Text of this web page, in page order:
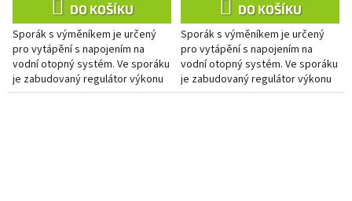
DO KOŠÍKU
Sporák s výměníkem je určený
pro vytápění s napojením na
vodní otopný systém. Ve sporáku
je zabudovaný regulátor výkonu
do topné soustavy. Regulace
DO KOŠÍKU
Sporák s výměníkem je určený
pro vytápění s napojením na
vodní otopný systém. Ve sporáku
je zabudovaný regulátor výkonu
do topné soustavy. Regulace